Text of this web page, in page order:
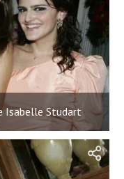
Isabelle Studart